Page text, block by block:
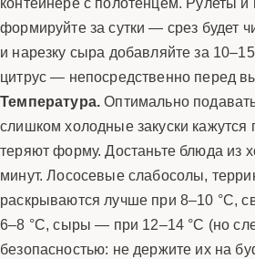
формируйте за сутки — срез будет
и нарезку сыра добавляйте за
цитрус — непосредственно перед
Температура.Оптимально
слишком холодные закуски
теряют форму. Достаньте блюда из
минут. Лососевые слабосолы,
раскрываются лучше при 8–10 °C,
6–8 °C, сыры — при 12–14 °C (но
безопасностью: не держите их на